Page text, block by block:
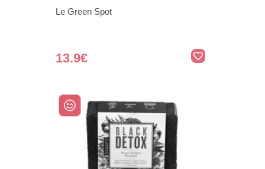
Le Green Spot
13.9€